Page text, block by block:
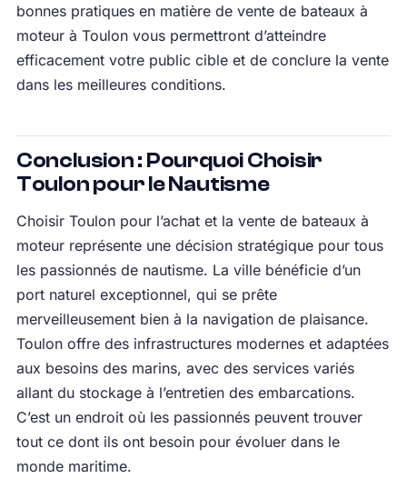
bonnes pratiques en matière de vente de bateaux à
moteur à Toulon vous permettront d’atteindre
efficacement votre public cible et de conclure la vente
dans les meilleures conditions.
Conclusion : Pourquoi Choisir
Toulon pour le Nautisme
Choisir Toulon pour l’achat et la vente de bateaux à
moteur représente une décision stratégique pour tous
les passionnés de nautisme. La ville bénéficie d’un
port naturel exceptionnel, qui se prête
merveilleusement bien à la navigation de plaisance.
Toulon offre des infrastructures modernes et adaptées
aux besoins des marins, avec des services variés
allant du stockage à l’entretien des embarcations.
C’est un endroit où les passionnés peuvent trouver
tout ce dont ils ont besoin pour évoluer dans le
monde maritime.